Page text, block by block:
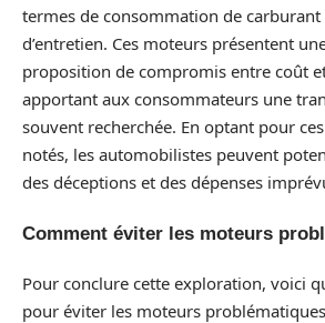
termes de consommation de carburant
d’entretien. Ces moteurs présentent
proposition de compromis entre coût
apportant aux consommateurs une
souvent recherchée. En optant pour
notés, les automobilistes peuvent
des déceptions et des dépenses
Comment éviter les moteurs
Pour conclure cette exploration, voici
pour éviter les moteurs